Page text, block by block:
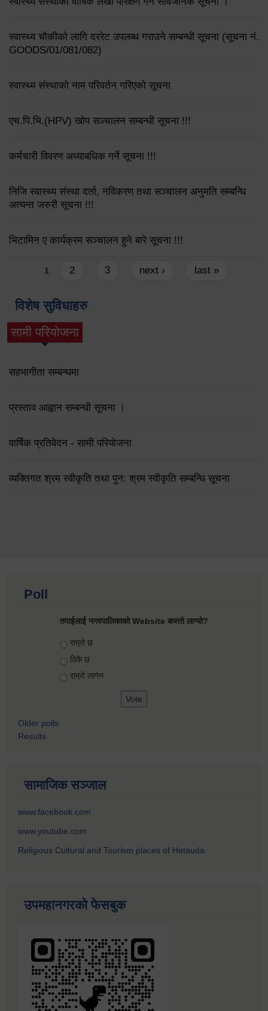
स्वास्थ्य चौकीको लागि दररेट उपलब्ध गराउने सम्बन्धी सूचना (सूचना नं.
GOODS/01/081/082)
स्वास्थ्य संस्थाको नाम परिवर्तन गरिएको सूचना
एच.पि.भि.(HPV) खोप सञ्चालन सम्बन्धी सूचना !!!
कर्मचारी विवरण अध्याबधिक गर्ने सूचना !!!
निजि स्वास्थ्य संस्था दर्ता, नविकरण तथा सञ्चालन अनुमति सम्बन्धि
अत्यन्त जरुरी सूचना !!!
भिटामिन ए कार्यक्रम सञ्चालन हुने बारे सूचना !!!
Pages
1 2 3 next › last »
विशेष सुविधाहरु
सामी परियोजना
(active tab)
सहभागीता सम्बन्धमा
प्रस्ताव आह्वान सम्बन्धी सूचना ।
वार्षिक प्रतिवेदन - सामी परियोजना
व्यक्तिगत श्रम स्वीकृति तथा पुन: श्रम स्वीकृति सम्बन्धि सूचना
Poll
तपाईलाई नगरपालिकाको Website कस्तो लाग्यो?
Choices
राम्रो छ
ठिकै छ
राम्रो लागेन
Older polls
Results
सामाजिक सञ्जाल
www.facebook.com
www.youtube.com
Religious Cultural and Tourism places of Hetauda
उपमहानगरको फेसबुक